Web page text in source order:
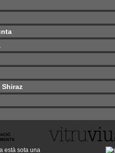
Shiraz
està sota una